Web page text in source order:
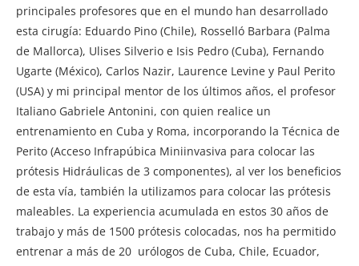
principales profesores que en el mundo han desarrollado
esta cirugía: Eduardo Pino (Chile), Rosselló Barbara (Palma
de Mallorca), Ulises Silverio e Isis Pedro (Cuba), Fernando
Ugarte (México), Carlos Nazir, Laurence Levine y Paul Perito
(USA) y mi principal mentor de los últimos años, el profesor
Italiano Gabriele Antonini, con quien realice un
entrenamiento en Cuba y Roma, incorporando la Técnica de
Perito (Acceso Infrapúbica Miniinvasiva para colocar las
prótesis Hidráulicas de 3 componentes), al ver los beneficios
de esta vía, también la utilizamos para colocar las prótesis
maleables. La experiencia acumulada en estos 30 años de
trabajo y más de 1500 prótesis colocadas, nos ha permitido
entrenar a más de 20 urólogos de Cuba, Chile, Ecuador,